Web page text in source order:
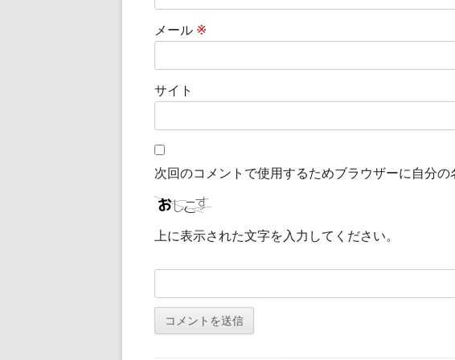
メール ※
サイト
次回のコメントで使用するためブラウザーに自分の
上に表示された文字を入力してください。